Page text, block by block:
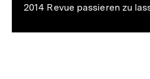
2014 Revue passieren zu